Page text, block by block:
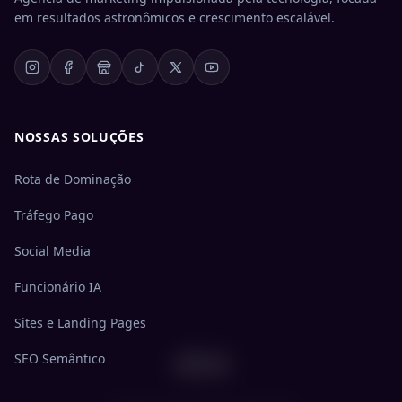
em resultados astronômicos e crescimento escalável.
NOSSAS SOLUÇÕES
Rota de Dominação
Tráfego Pago
Social Media
Funcionário IA
Sites e Landing Pages
SEO Semântico